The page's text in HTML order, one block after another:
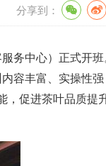
分享到：
务中心）正式开班
容丰富、实操性强
，促进茶叶品质提